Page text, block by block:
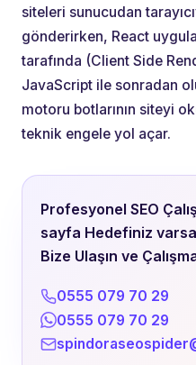
siteleri sunucudan
gönderirken, React
tarafında (Client Side
JavaScript ile sonradan
motoru botlarının siteyi
teknik engele yol açar.
Profesyonel SEO
sayfa Hedefiniz
Bize Ulaşın ve
0555 079 70 29
0555 079 70 29